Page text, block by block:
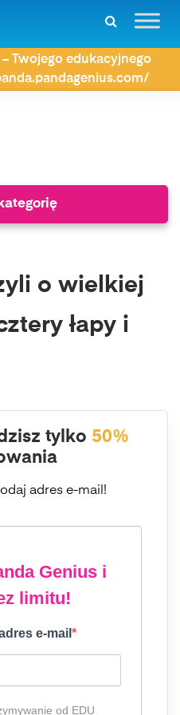
Twojego edukacyjnego
Klasa 1
na cztery łapy i dwa
o wielkiej
łapy i
tylko 50%
adres e-mail!
Genius i
limitu!
e-mail
od EDU